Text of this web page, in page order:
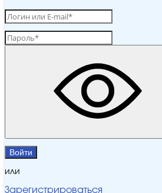
Войти
или
Зарегистрироваться